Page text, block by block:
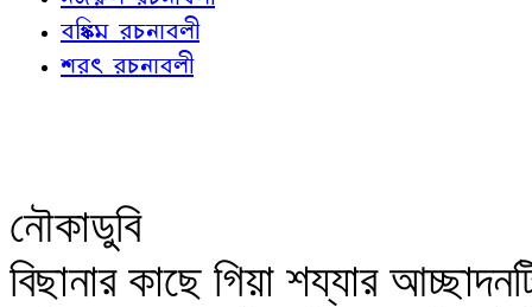
বঙ্কিম রচনাবলী
শরৎ রচনাবলী
নৌকাডুবি
বিছানার কাছে গিয়া শয্যার